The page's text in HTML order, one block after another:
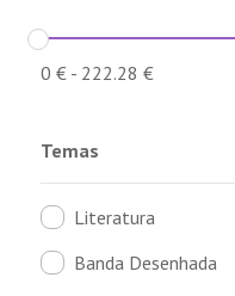
0 €- 222.28 €
Temas
Literatura
Banda Desenhada